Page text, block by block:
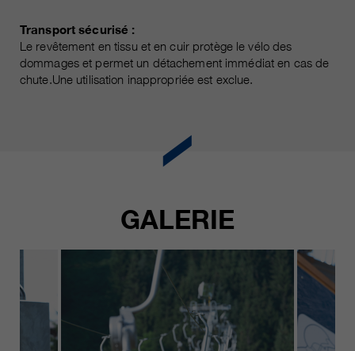
Transport sécurisé :
Le revêtement en tissu et en cuir protège le vélo des
dommages et permet un détachement immédiat en cas de
chute.Une utilisation inappropriée est exclue.
GALERIE